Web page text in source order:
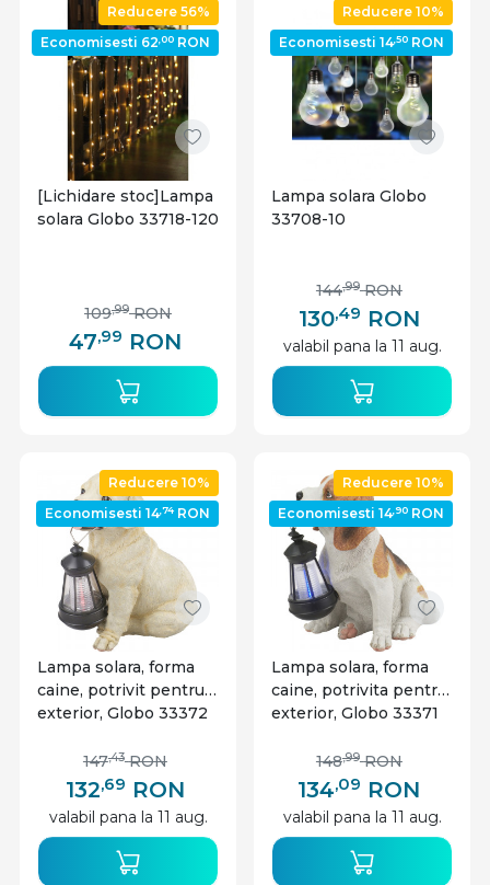
Reducere 56%
Economisesti 62,00 RON
[Lichidare stoc]Lampa
solara Globo 33718-120
47,99 RON
109,99 RON
Reducere 10%
Economisesti 14,50 RON
Lampa solara Globo
33708-10
130,49 RON
144,99 RON
valabil pana la 11 aug.
Reducere 10%
Economisesti 14,74 RON
Lampa solara, forma
caine, potrivit pentru
exterior, Globo 33372
132,69 RON
147,43 RON
valabil pana la 11 aug.
Reducere 10%
Economisesti 14,90 RON
Lampa solara, forma
caine, potrivita pentru
exterior, Globo 33371
134,09 RON
148,99 RON
valabil pana la 11 aug.